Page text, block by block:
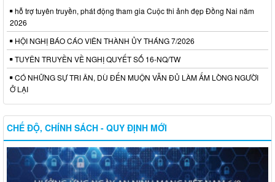
hỗ trợ tuyên truyền, phát động tham gia Cuộc thi ảnh đẹp Đồng Nai năm
2026
HỘI NGHỊ BÁO CÁO VIÊN THÀNH ỦY THÁNG 7/2026
TUYÊN TRUYỀN VỀ NGHỊ QUYẾT SỐ 16-NQ/TW
CÓ NHỮNG SỰ TRI ÂN, DÙ ĐẾN MUỘN VẪN ĐỦ LÀM ẤM LÒNG NGƯỜI
Ở LẠI
CHẾ ĐỘ, CHÍNH SÁCH - QUY ĐỊNH MỚI